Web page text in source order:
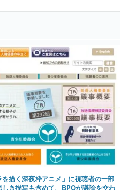
描く深夜枠アニメ」に視聴者の一部
き描写も含めて、BPOが議論を交わ